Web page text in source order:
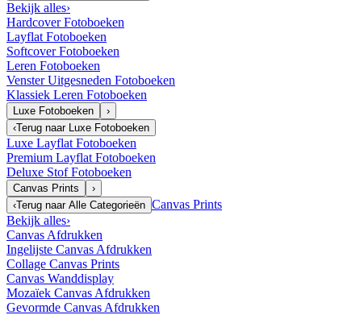
Bekijk alles›
Hardcover Fotoboeken
Layflat Fotoboeken
Softcover Fotoboeken
Leren Fotoboeken
Venster Uitgesneden Fotoboeken
Klassiek Leren Fotoboeken
Luxe Fotoboeken
›
‹Terug naar Luxe Fotoboeken
Luxe Layflat Fotoboeken
Premium Layflat Fotoboeken
Deluxe Stof Fotoboeken
Canvas Prints
›
‹Terug naar Alle Categorieën Canvas Prints
Bekijk alles›
Canvas Afdrukken
Ingelijste Canvas Afdrukken
Collage Canvas Prints
Canvas Wanddisplay
Mozaïek Canvas Afdrukken
Gevormde Canvas Afdrukken